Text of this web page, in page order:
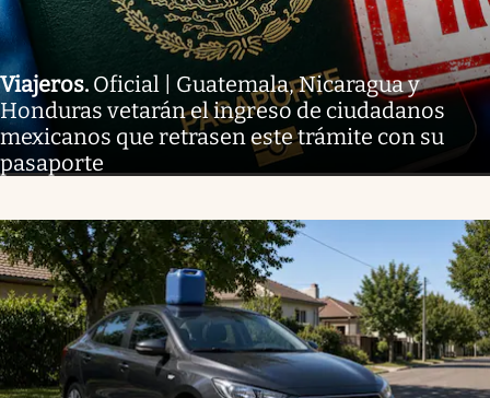
Viajeros. Oficial | Guatemala, Nicaragua y
Honduras vetarán el ingreso de ciudadanos
mexicanos que retrasen este trámite con su
pasaporte